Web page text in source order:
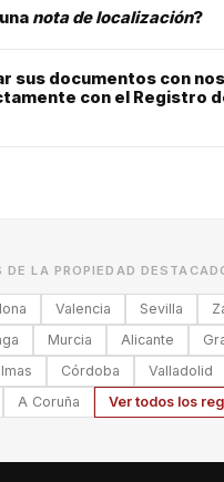
nota de localización?
sus documentos con
con el Registro
DE LA PROPIEDAD
Valencia Sevilla
Murcia Alicante
Córdoba Valladolid
A Coruña Ver todos los